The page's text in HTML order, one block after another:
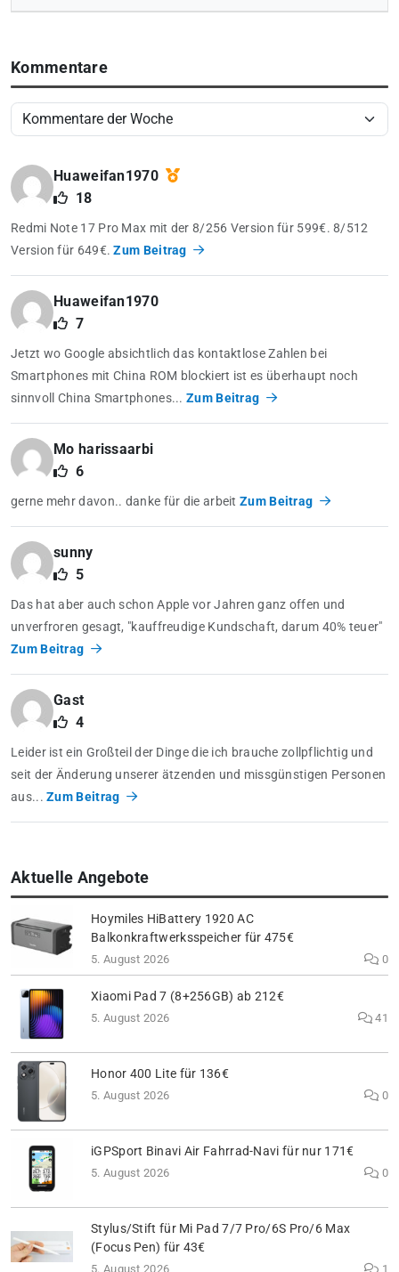
Kommentare
Huaweifan1970
18
Redmi Note 17 Pro Max mit der 8/256 Version für 599€. 8/512
Version für 649€.Zum Beitrag
Huaweifan1970
7
Jetzt wo Google absichtlich das kontaktlose Zahlen bei
Smartphones mit China ROM blockiert ist es überhaupt noch
sinnvoll China Smartphones...Zum Beitrag
Mo harissaarbi
6
gerne mehr davon.. danke für die arbeit Zum Beitrag
sunny
5
Das hat aber auch schon Apple vor Jahren ganz offen und
unverfroren gesagt, "kauffreudige Kundschaft, darum 40% teuer"
Zum Beitrag
Gast
4
Leider ist ein Großteil der Dinge die ich brauche zollpflichtig und
seit der Änderung unserer ätzenden und missgünstigen Personen
aus...Zum Beitrag
Aktuelle Angebote
Hoymiles HiBattery 1920 AC
Balkonkraftwerksspeicher für 475€
5. August 2026 0
Xiaomi Pad 7 (8+256GB) ab 212€
5. August 2026 41
Honor 400 Lite für 136€
5. August 2026 0
iGPSport Binavi Air Fahrrad-Navi für nur 171€
5. August 2026 0
Stylus/Stift für Mi Pad 7/7 Pro/6S Pro/6 Max
(Focus Pen) für 43€
5. August 2026 1